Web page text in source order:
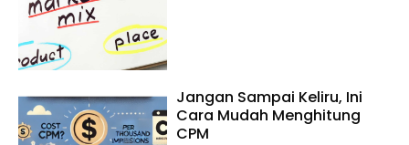
Jangan Sampai Keliru, Ini
Cara Mudah Menghitung
CPM